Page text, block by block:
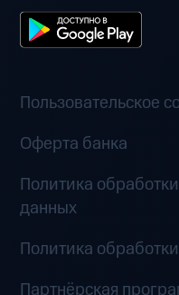
Пользовательское
Оферта банка
Политика
данных
Политика